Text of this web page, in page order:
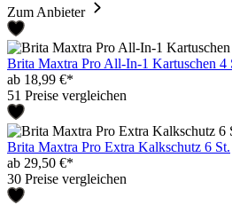
Zum Anbieter
Brita Maxtra Pro All-In-1 Kartuschen 4
ab 18,99 €*
51 Preise vergleichen
Brita Maxtra Pro Extra Kalkschutz 6 St.
ab 29,50 €*
30 Preise vergleichen